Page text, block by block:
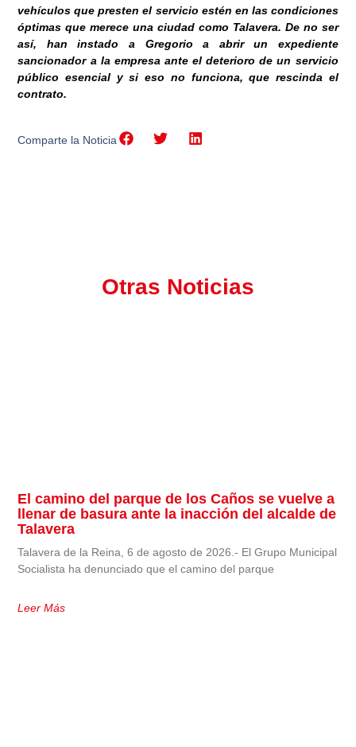
vehículos que presten el servicio estén en las condiciones
óptimas que merece una ciudad como Talavera. De no ser
así, han instado a Gregorio a abrir un expediente
sancionador a la empresa ante el deterioro de un servicio
público esencial y si eso no funciona, que rescinda el
contrato.
Comparte la Noticia
Otras Noticias
El camino del parque de los Caños se vuelve a
llenar de basura ante la inacción del alcalde de
Talavera
Talavera de la Reina, 6 de agosto de 2026.- El Grupo Municipal
Socialista ha denunciado que el camino del parque
Leer Más